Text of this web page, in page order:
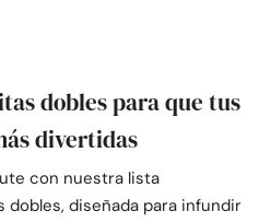
dobles para que tus
divertidas
con nuestra lista
diseñada para infundir